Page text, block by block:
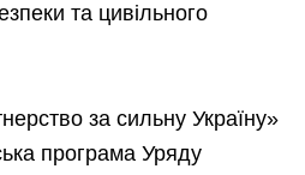
та цивільного
за сильну Україну»
програма Уряду